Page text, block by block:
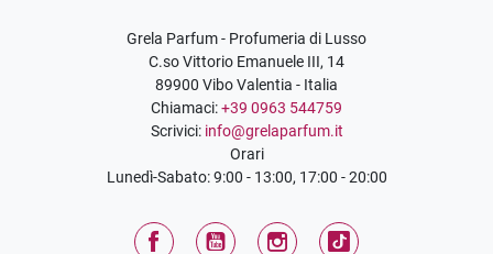
Grela Parfum - Profumeria di Lusso
C.so Vittorio Emanuele III, 14
89900 Vibo Valentia - Italia
Chiamaci:+39 0963 544759
Scrivici: info@grelaparfum.it
Orari
Lunedì-Sabato: 9:00 - 13:00, 17:00 - 20:00